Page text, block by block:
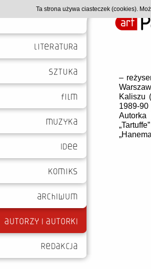
–
Kaliszu
1989-
Autorka
Ta strona używa ciasteczek (cookies).